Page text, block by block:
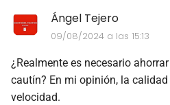
Ángel Tejero
09/08/2024 a las 15:13
¿Realmente es necesario
cautín? En mi opinión, la
velocidad.